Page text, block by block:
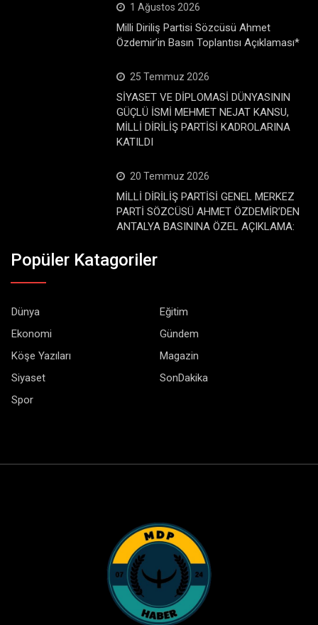
1 Ağustos 2026
Milli Diriliş Partisi Sözcüsü Ahmet
Özdemir’in Basın Toplantısı Açıklaması*
25 Temmuz 2026
SİYASET VE DİPLOMASİ DÜNYASININ
GÜÇLÜ İSMİ MEHMET NEJAT KANSU,
MİLLİ DİRİLİŞ PARTİSİ KADROLARINA
KATILDI
20 Temmuz 2026
MİLLİ DİRİLİŞ PARTİSİ GENEL MERKEZ
PARTİ SÖZCÜSÜ AHMET ÖZDEMİR’DEN
ANTALYA BASININA ÖZEL AÇIKLAMA:
Popüler Katagoriler
Dünya
Eğitim
Ekonomi
Gündem
Köşe Yazıları
Magazin
Siyaset
SonDakika
Spor